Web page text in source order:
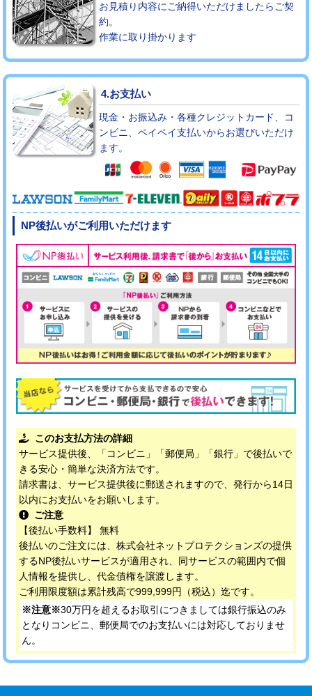
お見積り内容にご納得いただけましたらご契
約。
作業に取り掛かります
4.お支払い
現金・お振込み・各種クレジットカード、コ
ンビニ、ペイペイ支払いからお選びいただけ
ます。
NP後払いがご利用いただけます
このお支払方法の詳細
サービス提供後、「コンビニ」「郵便局」「銀行」で後払いで
きる安心・簡単な決済方法です。
請求書は、サービス提供後に郵送されますので、発行から14日
以内にお支払いをお願いします。
ご注意
【後払い手数料】 無料
後払いのご注文には、株式会社ネットプロテクションズの提供
するNP後払いサービスが適用され、同サービスの範囲内で個
人情報を提供し、代金債権を譲渡します。
ご利用限度額は累計残高で999,999円（税込）迄です。
※注意※30万円を超えるお取引につきましては銀行振込のみ
となりコンビニ、郵便局でのお支払いには対応しておりませ
ん。